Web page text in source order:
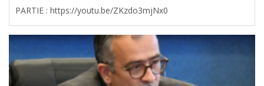
PARTIE : https://youtu.be/ZKzdo3mjNx0